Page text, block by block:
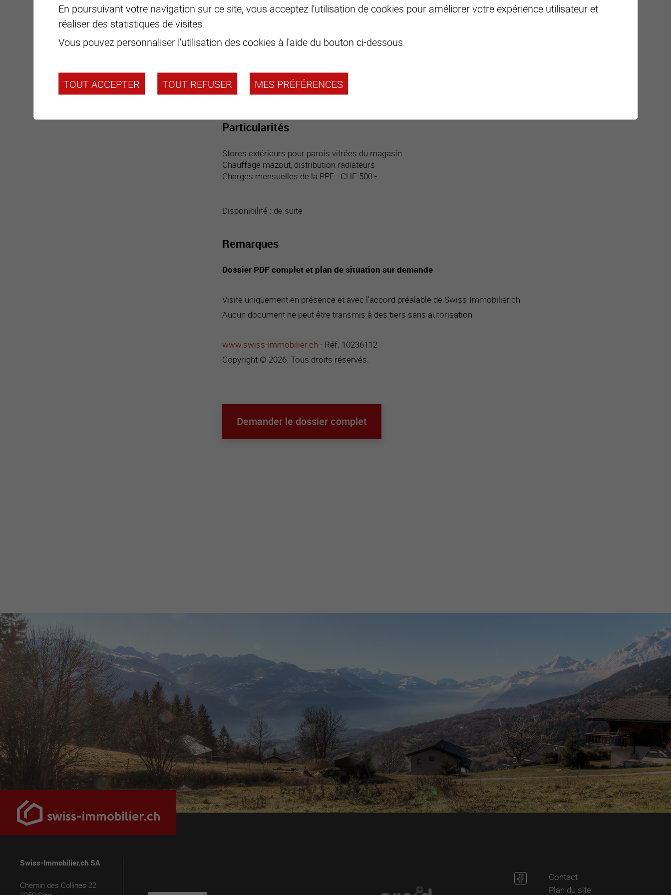
Commodités
Places de parc visiteurs en suffisance
Particularités
Stores extérieurs pour parois vitrées du magasin
Chauffage mazout, distribution radiateurs
Charges mensuelles de la PPE : CHF 500.-
Disponibilité : de suite
Remarques
Dossier PDF complet et plan de situation sur demande
Visite uniquement en présence et avec l'accord préalable de Swiss-Immobilier.ch
Aucun document ne peut être transmis à des tiers sans autorisation
www.swiss-immobilier.ch - Réf. 10236112
Copyright © 2026. Tous droits réservés.
Demander le dossier complet
Swiss-Immobilier.ch SA
Chemin des Collines 22
Contact
Plan du site
En poursuivant votre navigation sur ce site, vous acceptez l'utilisation de cookies pour améliorer votre expérience utilisateur et
réaliser des statistiques de visites.
Vous pouvez personnaliser l'utilisation des cookies à l'aide du bouton ci-dessous.
TOUT ACCEPTER TOUT REFUSER MES PRÉFÉRENCES